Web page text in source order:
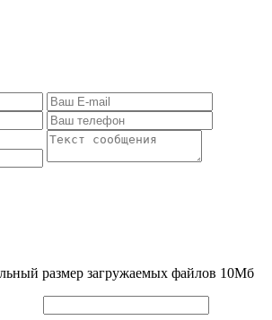
размер загружаемых файлов 10Мб